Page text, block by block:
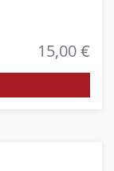
15,00 €